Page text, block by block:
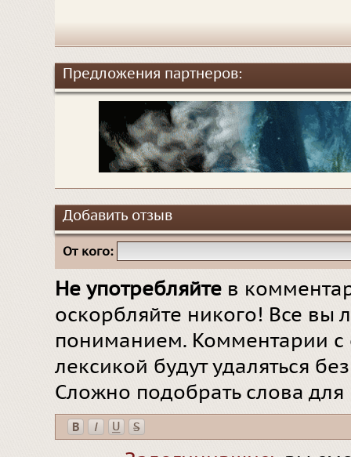
Предложения партнеров:
Добавить отзыв
От кого:
Не употребляйте в
оскорбляйте никого! Все вы
пониманием. Комментарии
лексикой будут удаляться
Сложно подобрать слова